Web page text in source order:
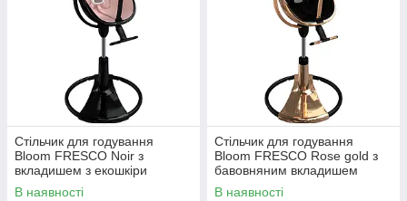
Стільчик для годування
Bloom FRESCO Noir з
вкладишем з екошкіри
Rosewater
В наявності
Стільчик для годування
Bloom FRESCO Rose gold з
бавовняним вкладишем
Midnight Black
В наявності